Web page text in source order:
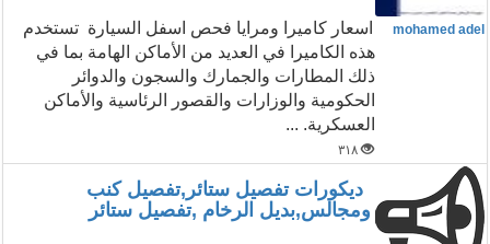
mohamed adel
اسعار كاميرا ومرايا فحص اسفل السيارة تستخدم
هذه الكاميرا في العديد من الأماكن الهامة بما في
ذلك المطارات والجمارك والسجون والدوائر
الحكومية والوزارات والقصور الرئاسية والأماكن
العسكرية. ...
٣١٨
ديكورات تفصيل ستائر,تفصيل كنب
ومجالس,بديل الرخام ,تفصيل ستائر